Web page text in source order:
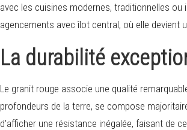
avec les cuisines modernes, traditionnelles
agencements avec îlot central, où elle devient
La durabilité
Le granit rouge associe une qualité
profondeurs de la terre, se compose
d'afficher une résistance inégalée, faisant de